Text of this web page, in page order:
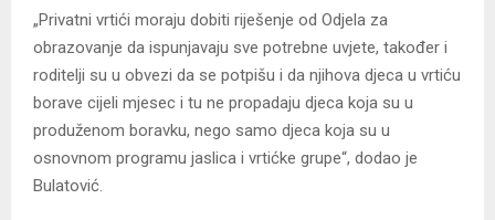
„Privatni vrtići moraju dobiti riješenje od Odjela za
obrazovanje da ispunjavaju sve potrebne uvjete, također i
roditelji su u obvezi da se potpišu i da njihova djeca u vrtiću
borave cijeli mjesec i tu ne propadaju djeca koja su u
produženom boravku, nego samo djeca koja su u
osnovnom programu jaslica i vrtićke grupe“, dodao je
Bulatović.